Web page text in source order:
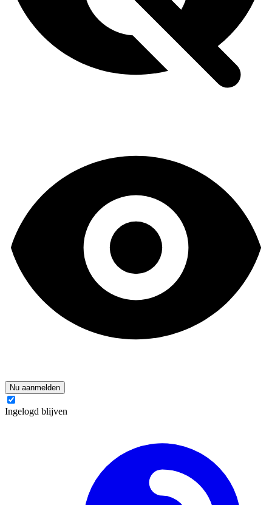
Nu aanmelden
Ingelogd blijven